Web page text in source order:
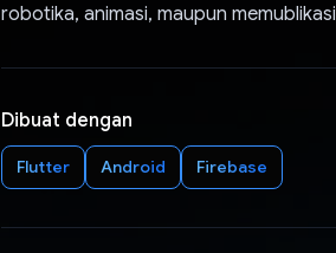
robotika, animasi, maupun
Dibuat dengan
Flutter Android Firebase